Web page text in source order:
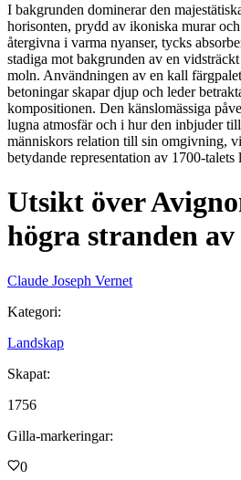
I bakgrunden dominerar den
horisonten, prydd av ikoniska murar
återgivna i varma nyanser, tycks
stadiga mot bakgrunden av en
moln. Användningen av en kall
betoningar skapar djup och leder
kompositionen. Den känslomässiga
lugna atmosfär och i hur den inbjuder
människors relation till sin omgivning,
betydande representation av 1700-talets
Utsikt över
högra stranden av
Claude Joseph Vernet
Kategori:
Landskap
Skapat:
1756
Gilla-markeringar:
0